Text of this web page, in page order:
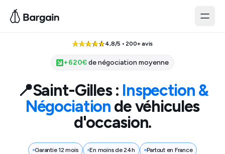
4,8/5 • 200+ avis
+620€de négociation moyenne
📍Saint-Gilles: Inspection &
Négociation de véhicules
d'occasion.
Garantie 12 mois En moins de 24h Partout en France